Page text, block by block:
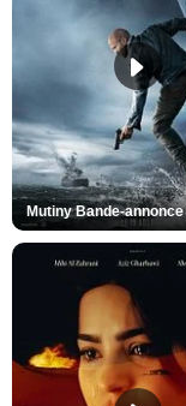
Mutiny Bande-annonce